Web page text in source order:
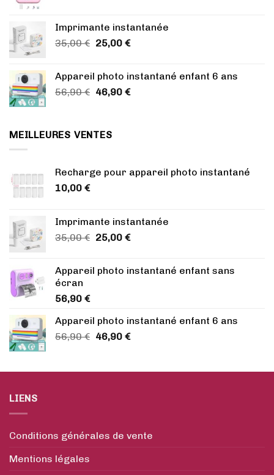
était :
56,90 €.
est :
49,90 €.
Imprimante instantanée
35,00€ Le
était :
35,00 €.
25,00 €Le
est :
25,00 €.
Appareil photo instantané enfant 6 ans
56,90€ Le
était :
46,90 €Le
MEILLEURES VENTES
Recharge pour appareil photo instantané
10,00 €
Imprimante instantanée
35,00€ Le
était :
25,00 €Le
est :
Appareil photo instantané enfant sans
écran
56,90 €
Appareil photo instantané enfant 6 ans
56,90€ Le
était :
46,90 €Le
est :
LIENS
Conditions générales de vente
Mentions légales